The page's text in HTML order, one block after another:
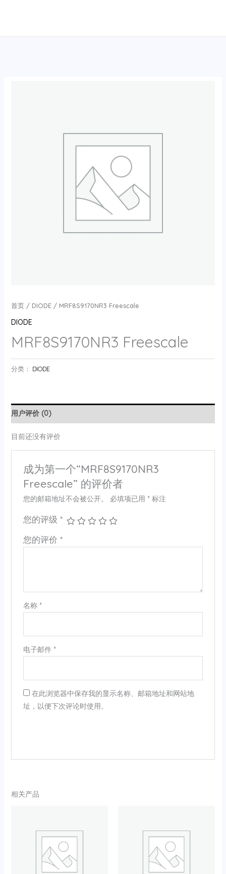
首页/ DIODE/ MRF8S9170NR3 Freescale
DIODE
MRF8S9170NR3 Freescale
分类： DIODE
用户评价 (0)
目前还没有评价
成为第一个“MRF8S9170NR3
Freescale” 的评价者
您的邮箱地址不会被公开。 必填项已用 *标注
您的评级 *
您的评价 *
名称 *
电子邮件 *
在此浏览器中保存我的显示名称、邮箱地址和网站地
址，以便下次评论时使用。
相关产品